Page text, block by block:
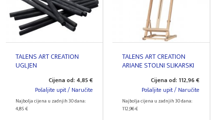
TALENS ART CREATION
UGLJEN
Cijena od: 4,85 €
Pošaljite upit / Naručite
Najbolja cijena u zadnjih 30 dana:
4,85 €
TALENS ART CREATION
ARIANE STOLNI SLIKARSKI
Cijena od: 112,96 €
Pošaljite upit / Naručite
Najbolja cijena u zadnjih 30 dana:
112,96 €